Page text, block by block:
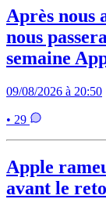
Après nous
nous
semaine
09/08/2026 à 20:50
• 29
Apple
avant le